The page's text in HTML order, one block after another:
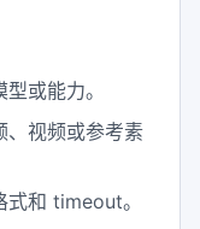
或能力。
、视频或参考素
和 timeout。